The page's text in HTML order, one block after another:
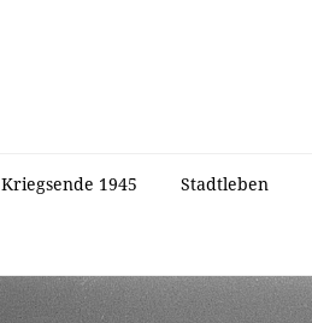
Kriegsende 1945 Stadtleben